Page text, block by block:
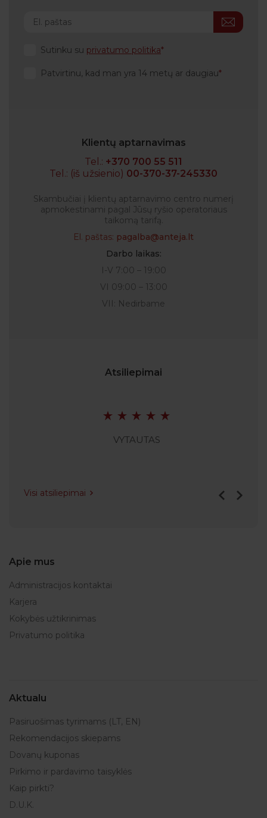
Sutinku su privatumo politika
Patvirtinu, kad man yra 14 metų ar daugiau
Klientų aptarnavimas
Tel.: +370 700 55 511
Tel.: (iš užsienio) 00-370-37-245330
Skambučiai į klientų aptarnavimo centro numerį
apmokestinami pagal Jūsų ryšio operatoriaus
taikomą tarifą.
El. paštas: pagalba@anteja.lt
Darbo laikas:
I-V 7:00 – 19:00
VI 09:00 – 13:00
VII: Nedirbame
Atsiliepimai
VYTAUTAS
Visi atsiliepimai
Apie mus
Administracijos kontaktai
Karjera
Kokybės užtikrinimas
Privatumo politika
Aktualu
Pasiruošimas tyrimams (LT, EN)
Rekomendacijos skiepams
Dovanų kuponas
Pirkimo ir pardavimo taisyklės
Kaip pirkti?
D.U.K.